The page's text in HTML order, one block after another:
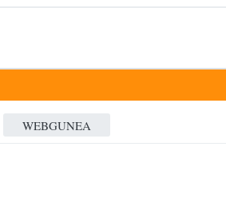
WEBGUNEA